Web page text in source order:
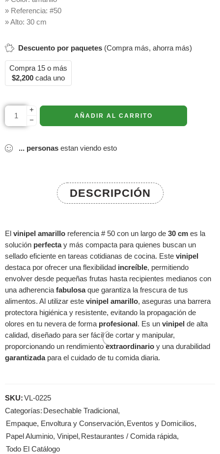
» Referencia: #50
» Alto: 30 cm
Descuento por paquetes (Compra más, ahorra más)
Compra 15 o más
$2,200cada uno
+
−
AÑADIR AL CARRITO
... personas estan viendo esto
DESCRIPCIÓN
El vinipel amarillo referencia # 50 con un largo de 30 cm es la
solución perfectay más compacta para quienes buscan un
sellado eficiente en tareas cotidianas de cocina. Este vinipel
destaca por ofrecer una flexibilidad increíble, permitiendo
envolver desde pequeñas frutas hasta recipientes medianos con
una adherenciafabulosaque garantiza la frescura de tus
alimentos. Al utilizar este vinipel amarillo, aseguras una barrera
protectora higiénica y resistente, evitando la propagación de
olores en tu nevera de forma profesional . Es un vinipel de alta
calidad, diseñado para ser fácil de cortar y manipular,
proporcionando un rendimientoextraordinario y una durabilidad
garantizadapara el cuidado de tu comida diaria.
SKU:VL-0225
Categorías: Desechable Tradicional,
Empaque, Envoltura y Conservación, Eventos y Domicilios,
Papel Aluminio, Vinipel , Restaurantes / Comida rápida,
Todo El Catálogo